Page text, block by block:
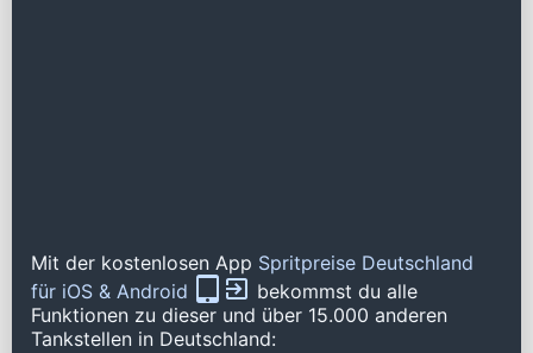
Mit der kostenlosen App Spritpreise Deutschland
für iOS & Android
bekommst du alle
Funktionen zu dieser und über 15.000 anderen
Tankstellen in Deutschland: